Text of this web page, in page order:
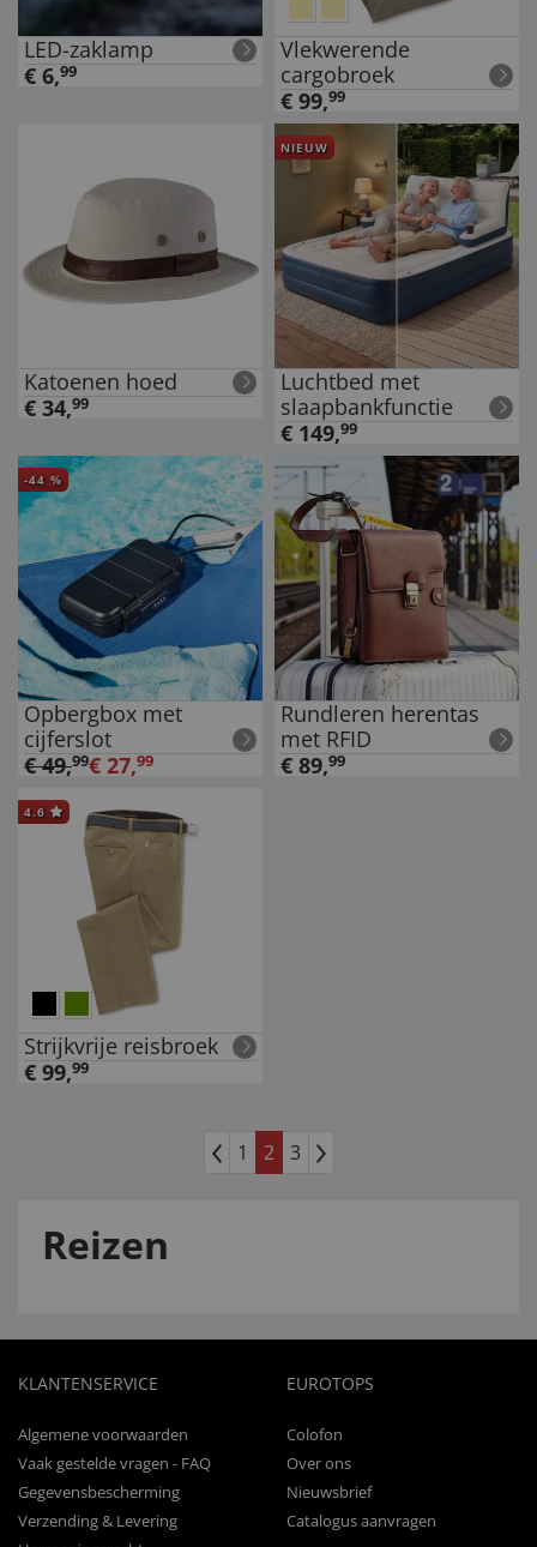
LED-zaklamp
€ 6,99
Vlekwerende
cargobroek
€ 99,99
Katoenen hoed
€ 34,99
NIEUW
Luchtbed met
slaapbankfunctie
€ 149,99
-44 %
Opbergbox met
cijferslot
€49,99€ 27,99
Rundleren herentas
met RFID
€ 89,99
4.6
Strijkvrije reisbroek
€ 99,99
1 2 3
Reizen
KLANTENSERVICE
Algemene voorwaarden
Vaak gestelde vragen - FAQ
Gegevensbescherming
Verzending & Levering
EUROTOPS
Colofon
Over ons
Nieuwsbrief
Catalogus aanvragen